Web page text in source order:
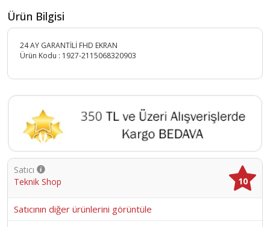
Ürün Bilgisi
24 AY GARANTİLİ FHD EKRAN
Ürün Kodu : 1927-2115068320903
Satıcı
Teknik Shop
10
Satıcının diğer ürünlerini görüntüle